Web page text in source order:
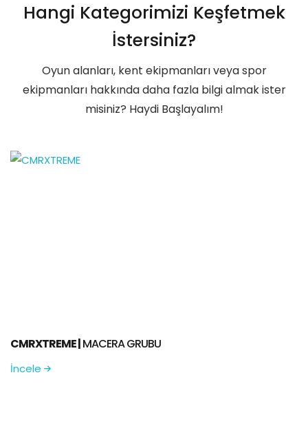
Hangi Kategorimizi Keşfetmek
İstersiniz?
Oyun alanları, kent ekipmanları veya spor
ekipmanları hakkında daha fazla bilgi almak ister
misiniz? Haydi Başlayalım!
CMRXTREME |MACERA GRUBU
İncele CMRXTREME |